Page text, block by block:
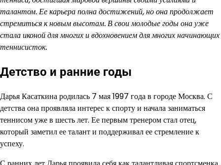
талантом. Ее карьера полна достижений, но она продолжает
стремиться к новым высотам. В свои молодые годы она уже
стала иконой для многих и вдохновением для многих начинающих
теннисисток.
Детство и ранние годы
Дарья Касаткина родилась 7 мая 1997 года в городе Москва. С
детства она проявляла интерес к спорту и начала заниматься
теннисом уже в шесть лет. Ее первым тренером стал отец,
который заметил ее талант и поддерживал ее стремление к
успеху.